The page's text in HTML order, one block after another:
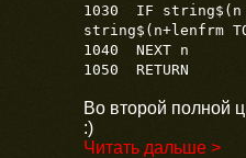
1030 IF string$(n
string$(n+lenfrm
1040 NEXT n
1050 RETURN
Во второй полной
:)
Читать дальше >